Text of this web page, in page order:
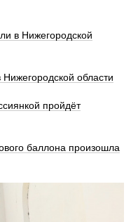
в Нижегородской
области
пройдёт
баллона произошла